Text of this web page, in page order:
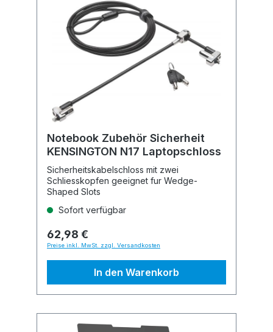
Notebook Zubehör Sicherheit
KENSINGTON N17 Laptopschloss
Sicherheitskabelschloss mit zwei
Schliesskopfen geeignet fur Wedge-
Shaped Slots
Sofort verfügbar
62,98 €
Preise inkl. MwSt. zzgl. Versandkosten
In den Warenkorb